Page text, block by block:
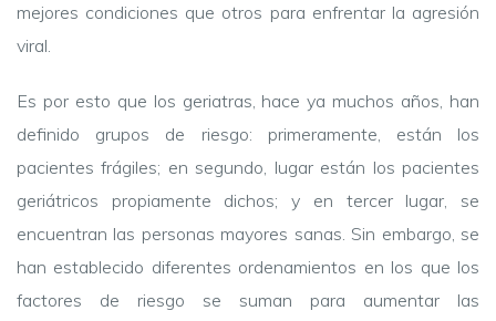
mejores condiciones que otros para enfrentar la agresión
viral.
Es por esto que los geriatras, hace ya muchos años, han
definido grupos de riesgo: primeramente, están los
pacientes frágiles; en segundo, lugar están los pacientes
geriátricos propiamente dichos; y en tercer lugar, se
encuentran las personas mayores sanas. Sin embargo, se
han establecido diferentes ordenamientos en los que los
factores de riesgo se suman para aumentar las